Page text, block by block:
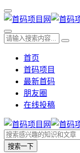
首页
首码项目
最新首码
朋友圈
在线投稿
搜索一下